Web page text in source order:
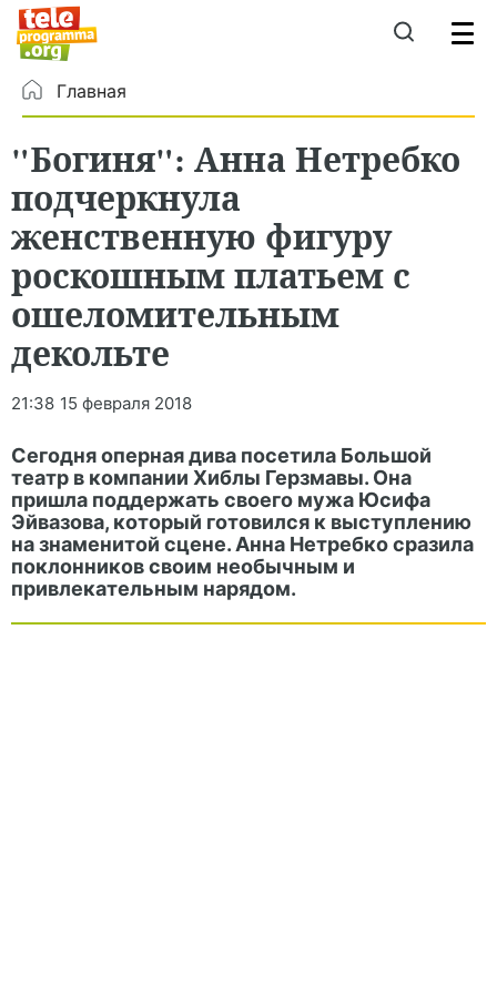
Главная
"Богиня": Анна Нетребко
подчеркнула
женственную фигуру
роскошным платьем с
ошеломительным
декольте
21:38 15 февраля 2018
Сегодня оперная дива посетила Большой
театр в компании Хиблы Герзмавы. Она
пришла поддержать своего мужа Юсифа
Эйвазова, который готовился к выступлению
на знаменитой сцене. Анна Нетребко сразила
поклонников своим необычным и
привлекательным нарядом.